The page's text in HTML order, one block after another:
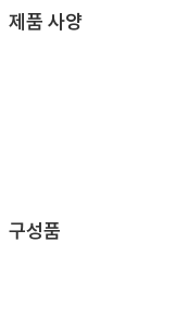
제품 사양
구성품